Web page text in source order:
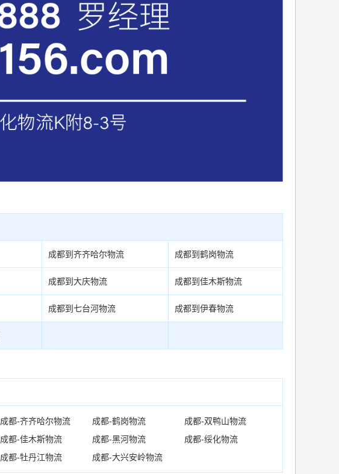
成都到齐齐哈尔物流 成都到鹤岗物流
成都到大庆物流 成都到佳木斯物流
成都到七台河物流 成都到伊春物流
成都-齐齐哈尔物流 成都-鹤岗物流
成都-双鸭山物流
成都-佳木斯物流 成都-黑河物流
成都-绥化物流
成都-牡丹江物流 成都-大兴安岭物流